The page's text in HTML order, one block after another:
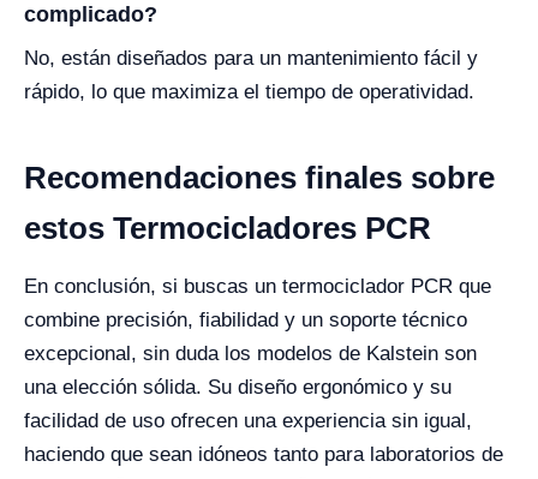
complicado?
No, están diseñados para un mantenimiento fácil y
rápido, lo que maximiza el tiempo de operatividad.
Recomendaciones finales sobre
estos Termocicladores PCR
En conclusión, si buscas un termociclador PCR que
combine precisión, fiabilidad y un soporte técnico
excepcional, sin duda los modelos de Kalstein son
una elección sólida. Su diseño ergonómico y su
facilidad de uso ofrecen una experiencia sin igual,
haciendo que sean idóneos tanto para laboratorios de